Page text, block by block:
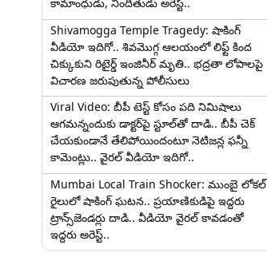
Shivamogga Temple Tragedy: షాకింగ్
వీడియో ఇదిగో.. శివమొగ్గ ఆలయంలో లిఫ్ట్ కింద
చిక్కుకుని రిటైర్డ్ ఇంజినీర్ మృతి.. భద్రతా లోపాలపై
విచారణ జరుపుతున్న పోలీసులు
Viral Video: బీపీ టెస్ట్‌ కోసం పది నిమిషాలు
ఆగమన్నందుకు డాక్టర్‌పై స్టూల్‌తో దాడి.. బీపీ చెక్
చేయకుండానే తేలిపోయిందంటూ నెటిజన్ల ఫన్నీ
కామెంట్లు.. వైరల్ వీడియో ఇదిగో..
Mumbai Local Train Shocker: ముంబై లోకల్
రైలులో షాకింగ్ ఘటన.. ప్రయాణికుడిపై ఇద్దరు
ట్రాన్స్‌జెండర్లు దాడి.. వీడియో వైరల్ కావడంతో
ఇద్దరు అరెస్ట్..